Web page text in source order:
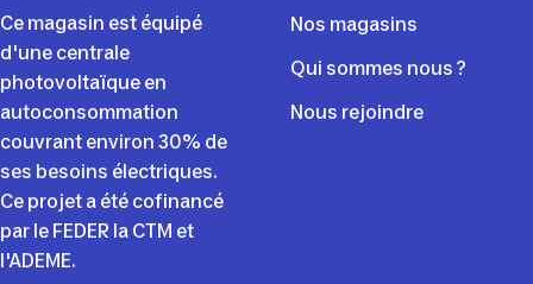
Ce magasin est équipé
d'une centrale
photovoltaïque en
autoconsommation
couvrant environ 30% de
ses besoins électriques.
Ce projet a été cofinancé
par le FEDER la CTM et
l'ADEME.
Nos magasins
Qui sommes nous ?
Nous rejoindre